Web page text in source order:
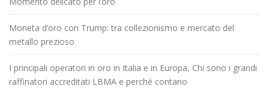
Moneta d’oro con Trump: tra collezionismo e mercato del
metallo prezioso
I principali operatori in oro in Italia e in Europa, Chi sono i grandi
raffinatori accreditati LBMA e perché contano